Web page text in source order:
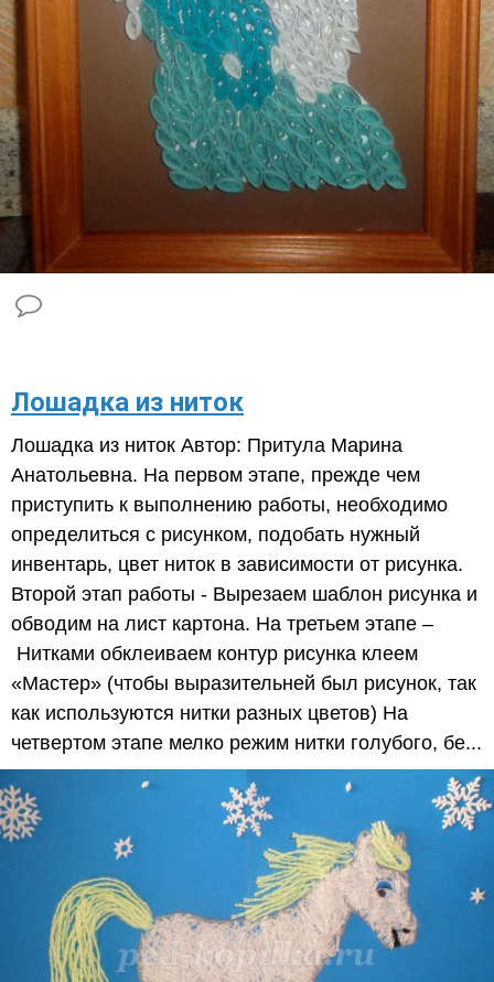
Лошадка из ниток
Лошадка из ниток Автор: Притула Марина
Анатольевна. На первом этапе, прежде чем
приступить к выполнению работы, необходимо
определиться с рисунком, подобать нужный
инвентарь, цвет ниток в зависимости от рисунка.
Второй этап работы - Вырезаем шаблон рисунка и
обводим на лист картона. На третьем этапе –
Нитками обклеиваем контур рисунка клеем
«Мастер» (чтобы выразительней был рисунок, так
как используются нитки разных цветов) На
четвертом этапе мелко режим нитки голубого, бе...